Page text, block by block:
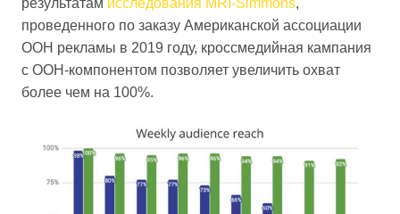
результатам исследования MRI-Simmons,
проведенного по заказу Американской ассоциации
OOH рекламы в 2019 году, кроссмедийная кампания
с OOH-компонентом позволяет увеличить охват
более чем на 100%.